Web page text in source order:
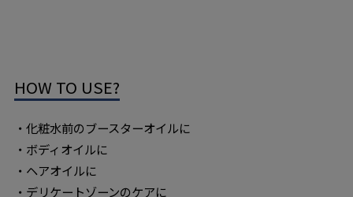
HOW TO USE?
・化粧水前のブースターオイルに
・ボディオイルに
・ヘアオイルに
・デリケートゾーンのケアに